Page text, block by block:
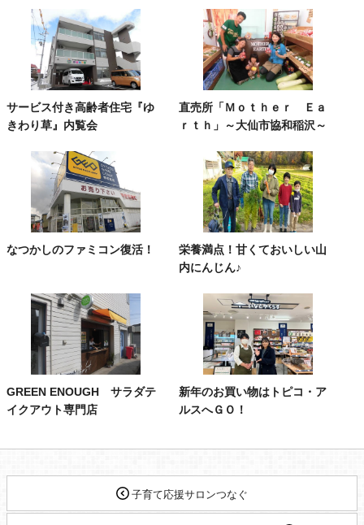
サービス付き高齢者住宅『ゆ
きわり草』内覧会
直売所「Ｍｏｔｈｅｒ Ｅａ
ｒｔｈ」～大仙市協和稲沢～
なつかしのファミコン復活！
栄養満点！甘くておいしい山
内にんじん♪
GREEN ENOUGH サラダテ
イクアウト専門店
新年のお買い物はトピコ・ア
ルスへＧＯ！
子育て応援サロンつなぐ